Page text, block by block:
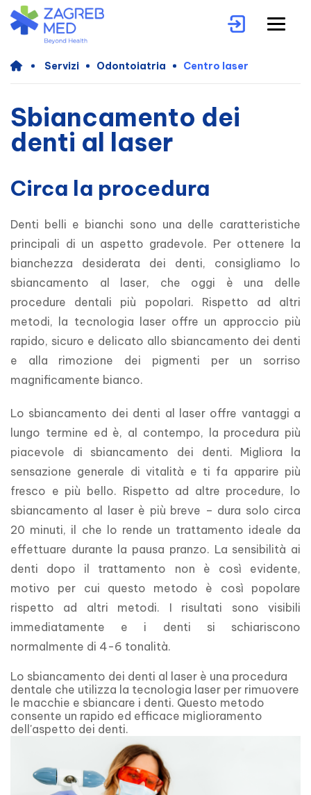
Servizi Odontoiatria Centro laser
Sbiancamento dei
denti al laser
Circa la procedura
Denti belli e bianchi sono una delle caratteristiche
principali di un aspetto gradevole. Per ottenere la
bianchezza desiderata dei denti, consigliamo lo
sbiancamento al laser, che oggi è una delle
procedure dentali più popolari. Rispetto ad altri
metodi, la tecnologia laser offre un approccio più
rapido, sicuro e delicato allo sbiancamento dei denti
e alla rimozione dei pigmenti per un sorriso
magnificamente bianco.
Lo sbiancamento dei denti al laser offre vantaggi a
lungo termine ed è, al contempo, la procedura più
piacevole di sbiancamento dei denti. Migliora la
sensazione generale di vitalità e ti fa apparire più
fresco e più bello. Rispetto ad altre procedure, lo
sbiancamento al laser è più breve – dura solo circa
20 minuti, il che lo rende un trattamento ideale da
effettuare durante la pausa pranzo. La sensibilità ai
denti dopo il trattamento non è così evidente,
motivo per cui questo metodo è così popolare
rispetto ad altri metodi. I risultati sono visibili
immediatamente e i denti si schiariscono
normalmente di 4-6 tonalità.
Lo sbiancamento dei denti al laser è una procedura
dentale che utilizza la tecnologia laser per rimuovere
le macchie e sbiancare i denti. Questo metodo
consente un rapido ed efficace miglioramento
dell'aspetto dei denti.